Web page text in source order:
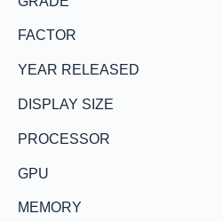
FACTOR
YEAR RELEASED
DISPLAY SIZE
PROCESSOR
GPU
MEMORY